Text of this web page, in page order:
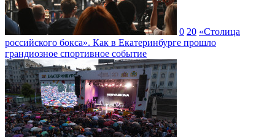
0 20 «Столица
российского бокса». Как в Екатеринбурге прошло
грандиозное спортивное событие